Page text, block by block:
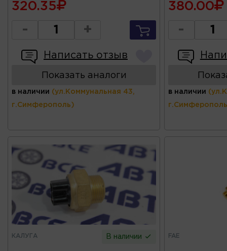
320.35
- +
Написать отзыв
Показать аналоги
в наличии (ул.Коммунальная 43,
г.Симферополь)
380.00
-
в наличии
КАЛУГА В наличии FAE